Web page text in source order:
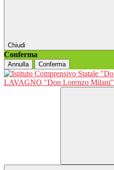
Chiudi
Conferma
Annulla Conferma
LAVAGNO "Don Lorenzo Milani"